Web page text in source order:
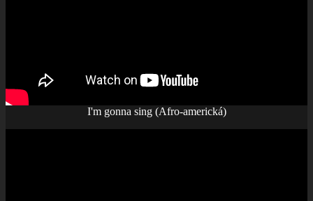
I'm gonna sing (Afro-americká)